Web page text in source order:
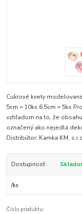
Cukrové kvety
5cm = 10ks 6,5cm = 5ks
vzhľadom na to, že
označený ako nejedlá
Distribútor: Kamka KM,
Dostupnosť
/ks
Číslo produktu: